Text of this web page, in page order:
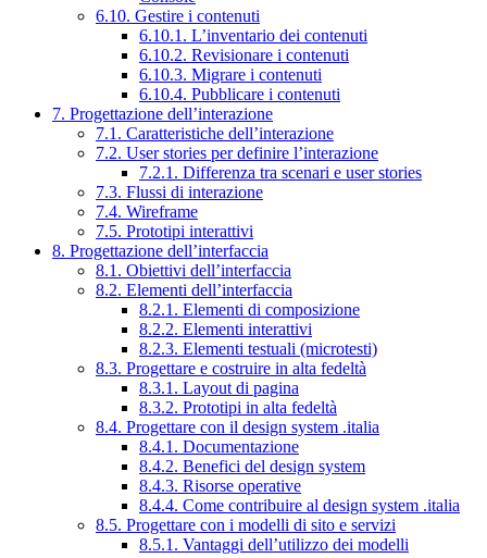
6.10. Gestire i contenuti
6.10.1. L’inventario dei contenuti
6.10.2. Revisionare i contenuti
6.10.3. Migrare i contenuti
6.10.4. Pubblicare i contenuti
7. Progettazione dell’interazione
7.1. Caratteristiche dell’interazione
7.2. User stories per definire l’interazione
7.2.1. Differenza tra scenari e user stories
7.3. Flussi di interazione
7.4. Wireframe
7.5. Prototipi interattivi
8. Progettazione dell’interfaccia
8.1. Obiettivi dell’interfaccia
8.2. Elementi dell’interfaccia
8.2.1. Elementi di composizione
8.2.2. Elementi interattivi
8.2.3. Elementi testuali (microtesti)
8.3. Progettare e costruire in alta fedeltà
8.3.1. Layout di pagina
8.3.2. Prototipi in alta fedeltà
8.4. Progettare con il design system .italia
8.4.1. Documentazione
8.4.2. Benefici del design system
8.4.3. Risorse operative
8.4.4. Come contribuire al design system .italia
8.5. Progettare con i modelli di sito e servizi
8.5.1. Vantaggi dell’utilizzo dei modelli